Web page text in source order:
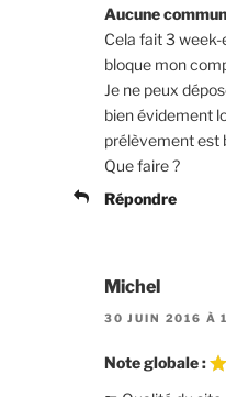
Aucune
Cela fait 3 week-
bloque mon
Je ne peux
bien évidement
prélèvement est
Que faire ?
Répondre
Michel
30 JUIN 2016 À
Note globale :